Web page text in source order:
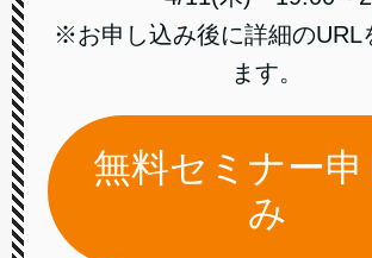
※お申し込み後に詳細のURL
ます。
無料セミナー申
み